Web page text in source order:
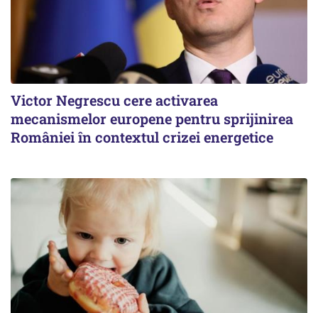
Victor Negrescu cere activarea
mecanismelor europene pentru sprijinirea
României în contextul crizei energetice